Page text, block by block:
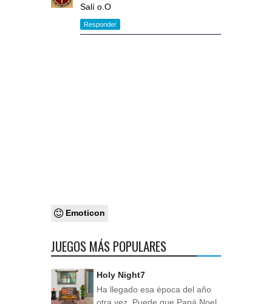
Salí o.O
Responder
Emoticon
JUEGOS MÁS POPULARES
Holy Night7
Ha llegado esa época del año